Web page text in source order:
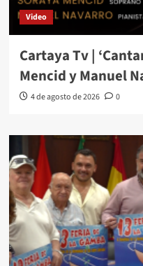
Video
Cartaya Tv |
Mencid y Manuel
4 de agosto de 2026 0